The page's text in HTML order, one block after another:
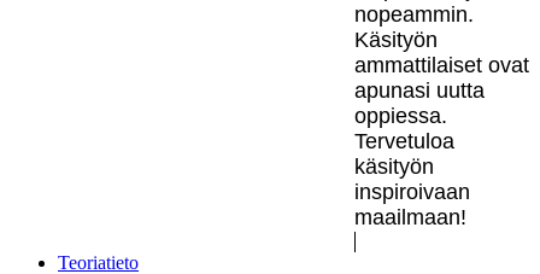
nopeammin.
Käsityön
ammattilaiset ovat
apunasi uutta
oppiessa.
Tervetuloa
käsityön
inspiroivaan
maailmaan!
Teoriatieto